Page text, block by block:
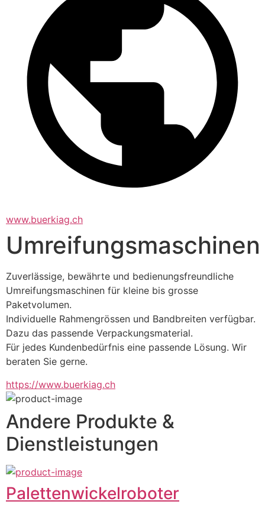
www.buerkiag.ch
Umreifungsmaschinen
Zuverlässige, bewährte und bedienungsfreundliche
Umreifungsmaschinen für kleine bis grosse
Paketvolumen.
Individuelle Rahmengrössen und Bandbreiten verfügbar.
Dazu das passende Verpackungsmaterial.
Für jedes Kundenbedürfnis eine passende Lösung. Wir
beraten Sie gerne.
https://www.buerkiag.ch
Andere Produkte &
Dienstleistungen
Palettenwickelroboter